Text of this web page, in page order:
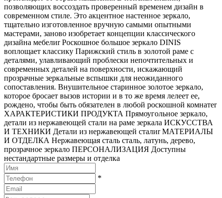
позволяющих воссоздать проверенный временем дизайн в
современном стиле. Это акцентное настенное зеркало,
тщательно изготовленное вручную самыми опытными
мастерами, заново изобретает концепции классического
дизайна мебелиr Роскошное большое зеркало DINIS
воплощает классику Парижский стиль в золотой раме с
деталями, улавливающий проблески непочтительных и
современных деталей на поверхности, искажающий
прозрачные зеркальные вспышки для неожиданного
сопоставления. Внушительное старинное золотое зеркало,
которое бросает вызов истории и в то же время лелеет ее,
рождено, чтобы быть обязателен в любой роскошной комнатеr
ХАРАКТЕРИСТИКИ ПРОДУКТА Прямоугольное зеркало,
детали из нержавеющей стали на раме зеркала ИСКУССТВА
И ТЕХНИКИ Детали из нержавеющей сталиr МАТЕРИАЛЫ
И ОТДЕЛКА Нержавеющая сталь сталь, латунь, дерево,
прозрачное зеркало ПЕРСОНАЛИЗАЦИЯ Доступны
нестандартные размеры и отделка
*